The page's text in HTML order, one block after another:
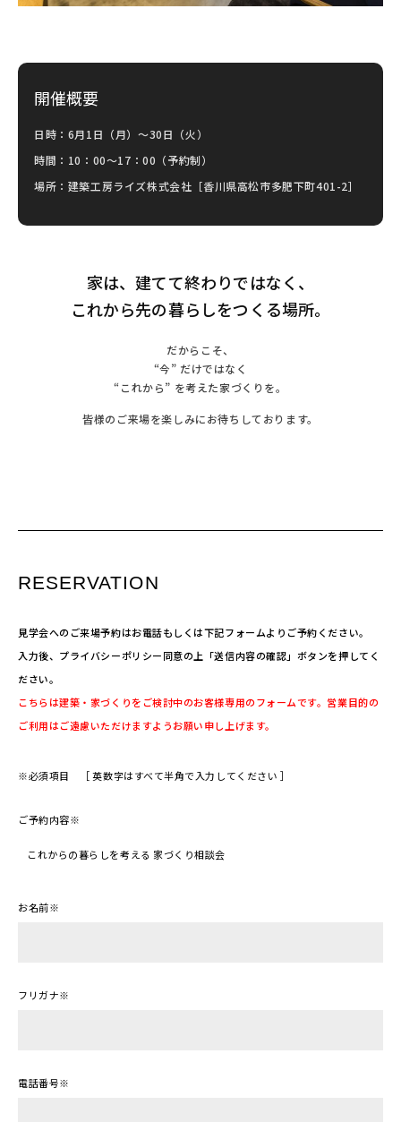
開催概要
日時：6月1日（月）～30日（火）
時間：10：00～17：00（予約制）
場所：建築工房ライズ株式会社［香川県高松市多肥下町401-2］
家は、建てて終わりではなく、
これから先の暮らしをつくる場所。
だからこそ、
“今” だけではなく
“これから” を考えた家づくりを。
皆様のご来場を楽しみにお待ちしております。
RESERVATION
見学会へのご来場予約はお電話もしくは下記フォームよりご予約ください。
入力後、プライバシーポリシー同意の上「送信内容の確認」ボタンを押してく
ださい。
こちらは建築・家づくりをご検討中のお客様専用のフォームです。営業目的の
ご利用はご遠慮いただけますようお願い申し上げます。
※必須項目 ［ 英数字はすべて半角で入力してください ］
ご予約内容※
お名前※
フリガナ※
電話番号※